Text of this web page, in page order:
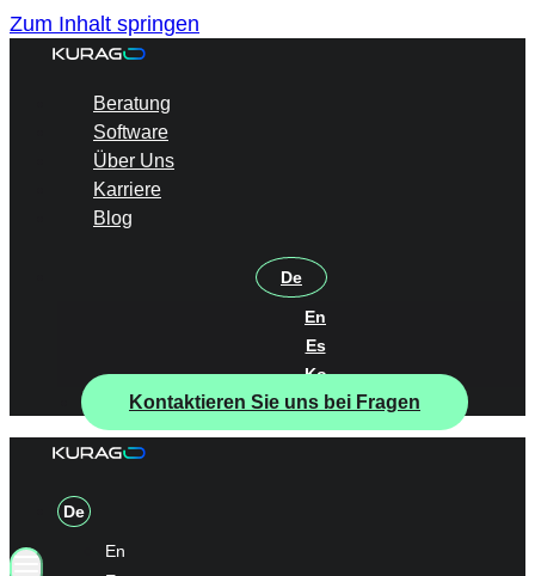
Zum Inhalt springen
Beratung
Software
Über Uns
Karriere
Blog
De
En
Es
Ko
Kontaktieren Sie uns bei Fragen
De
En